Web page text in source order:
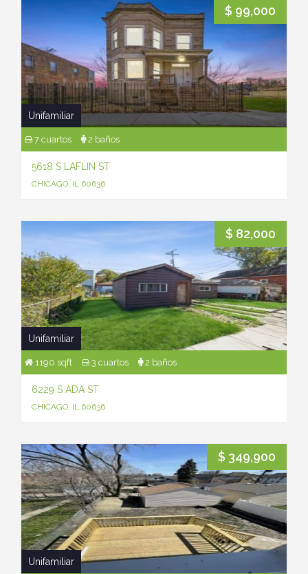
$ 99,000
Unifamiliar
7 cuartos 2 baños
5618 S LAFLIN ST
CHICAGO, IL 60636
$ 82,000
Unifamiliar
1190 sqft 3 cuartos 2 baños
6229 S ADA ST
CHICAGO, IL 60636
$ 349,900
Unifamiliar